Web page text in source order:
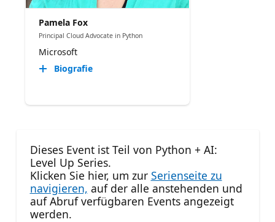
Pamela Fox
Principal Cloud Advocate in Python
Microsoft
Biografie
Dieses Event ist Teil von Python + AI:
Level Up Series.
Klicken Sie hier, um zur Serienseite zu
navigieren, auf der alle anstehenden und
auf Abruf verfügbaren Events angezeigt
werden.